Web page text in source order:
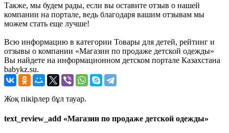
Также, мы будем рады, если вы оставите отзыв о нашей
компании на портале, ведь благодаря вашим отзывам мы
можем стать еще лучше!
Всю информацию в категории Товары для детей, рейтинг и
отзывы о компании «Магазин по продаже детской одежды»
Вы найдете на информационном детском портале Казахстана
babykz.su.
Жоқ пікірлер бұл тауар.
text_review_add «Магазин по продаже детской одежды»